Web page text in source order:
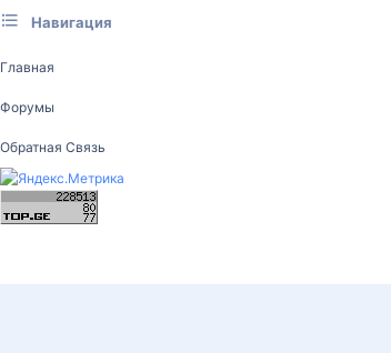
Навигация
Главная
Форумы
Обратная Связь